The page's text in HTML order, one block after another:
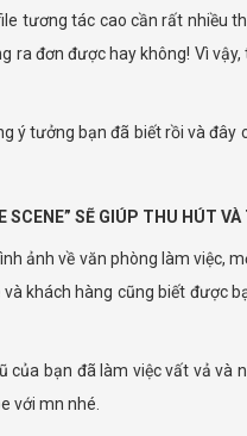
tương tác cao cần rất nhiều
ra đơn được hay không! Vì
ý tưởng bạn đã biết rồi và đây
SCENE” SẼ GIÚP THU HÚT
ảnh về văn phòng làm việc,
khách hàng cũng biết được
của bạn đã làm việc vất vả và
với mn nhé.